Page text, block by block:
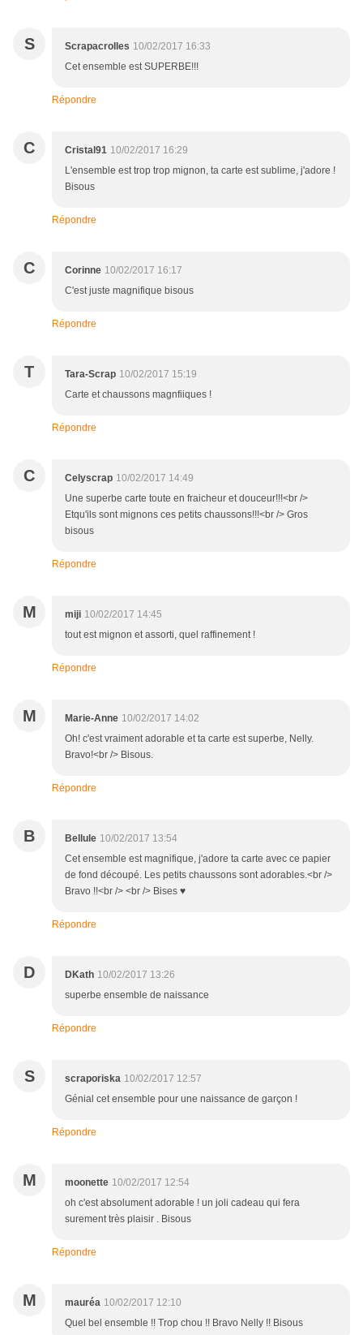
S Scrapacrolles 10/02/2017 16:33
Cet ensemble est SUPERBE!!!
Répondre
C Cristal91 10/02/2017 16:29
L'ensemble est trop trop mignon, ta carte est sublime, j'adore !
Bisous
Répondre
C Corinne 10/02/2017 16:17
C'est juste magnifique bisous
Répondre
T Tara-Scrap 10/02/2017 15:19
Carte et chaussons magnfiiques !
Répondre
C Celyscrap 10/02/2017 14:49
Une superbe carte toute en fraicheur et douceur!!!<br />
Etqu'ils sont mignons ces petits chaussons!!!<br /> Gros
bisous
Répondre
M miji 10/02/2017 14:45
tout est mignon et assorti, quel raffinement !
Répondre
M Marie-Anne 10/02/2017 14:02
Oh! c'est vraiment adorable et ta carte est superbe, Nelly.
Bravo!<br /> Bisous.
Répondre
B Bellule 10/02/2017 13:54
Cet ensemble est magnifique, j'adore ta carte avec ce papier
de fond découpé. Les petits chaussons sont adorables.<br />
Bravo !!<br /> <br /> Bises ♥
Répondre
D DKath 10/02/2017 13:26
superbe ensemble de naissance
Répondre
S scraporiska 10/02/2017 12:57
Génial cet ensemble pour une naissance de garçon !
Répondre
M moonette 10/02/2017 12:54
oh c'est absolument adorable ! un joli cadeau qui fera
surement très plaisir . Bisous
Répondre
M mauréa 10/02/2017 12:10
Quel bel ensemble !! Trop chou !! Bravo Nelly !! Bisous